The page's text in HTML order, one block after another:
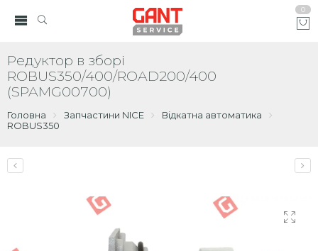
0
Редуктор в зборі
ROBUS350/400/ROAD200/400
(SPAMG00700)
Головна Запчастини NICE
Відкатна автоматика
ROBUS350